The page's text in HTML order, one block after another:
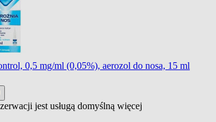
0,5 mg/ml (0,05%), aerozol do nosa, 15 ml
jest usługą domyślną więcej